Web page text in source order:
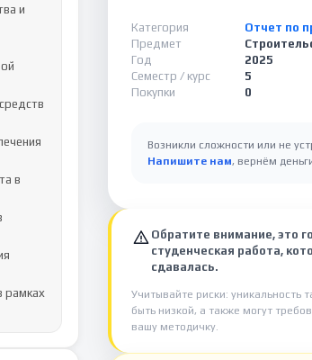
и
в
рамках
Категория
Отчет по
Предмет
Год
2025
Семестр / курс
5
Покупки
0
Возникли сложности или не
Напишите нам, вернём
Обратите внимание, это
студенческая работа,
сдавалась.
Учитывайте риски: уникальность
быть низкой, а также могут
вашу методичку.